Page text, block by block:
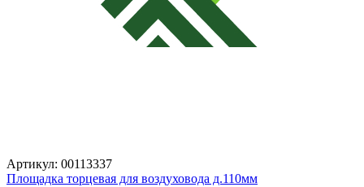
Артикул: 00113337
Площадка торцевая для воздуховода д.110мм